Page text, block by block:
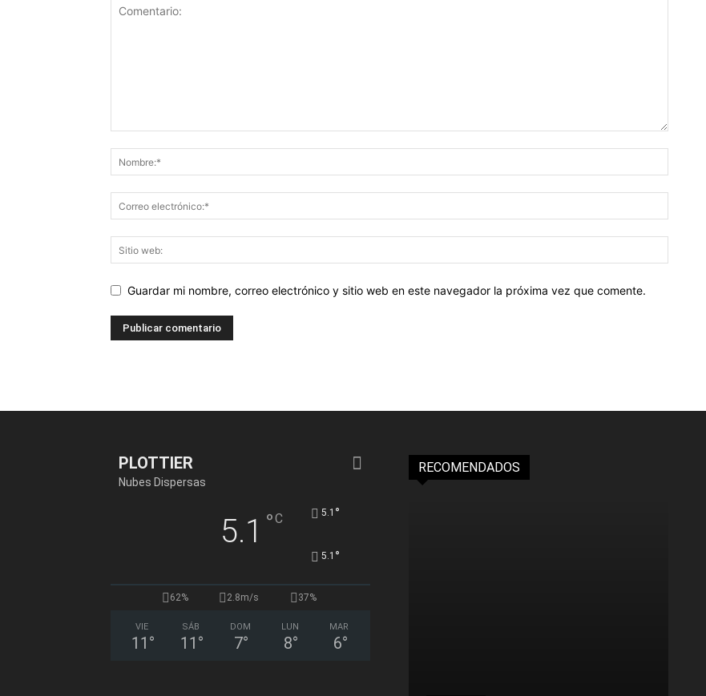
Guardar mi nombre, correo electrónico y sitio web en este navegador la próxima vez que comente.
PLOTTIER
Nubes Dispersas
5.1 °C 5.1 °
5.1 °
62% 2.8m/s 37%
VIE
11 °
SÁB
11 °
DOM
7°
LUN
8°
MAR
6°
RECOMENDADOS